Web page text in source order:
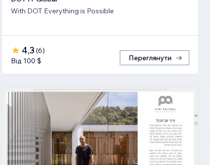
With DOT Everything is Possible
4,3 (6)
Від 100 $
Переглянути